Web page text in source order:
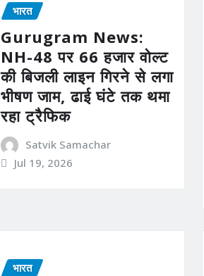
भारत
Gurugram News:
NH-48 पर 66 हजार वोल्ट
की बिजली लाइन गिरने से लगा
भीषण जाम, ढाई घंटे तक थमा
रहा ट्रैफिक
Satvik Samachar
Jul 19, 2026
भारत